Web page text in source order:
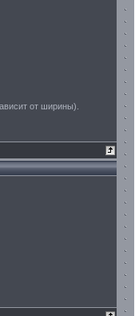
от ширины).